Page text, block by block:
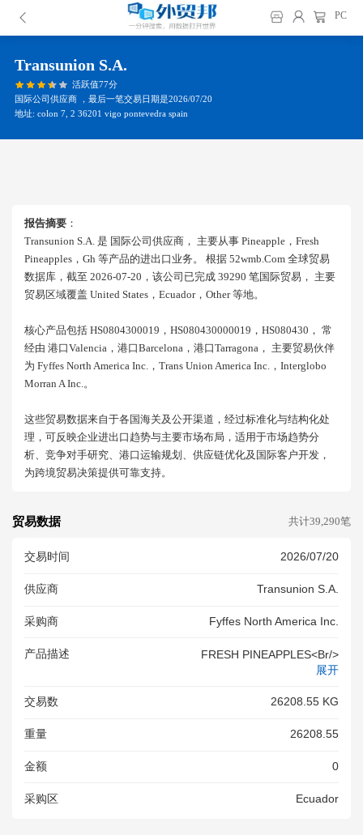
PC
Transunion S.a.
活跃值77分
国际公司供应商 ，最后一笔交易日期是2026/07/20
地址: colon 7, 2 36201 vigo pontevedra spain
报告摘要 ：
Transunion S.a. 是 国际公司供应商， 主要从事 Pineapple，fresh
Pineapples，gh 等产品的进出口业务。 根据 52wmb.com 全球贸易
数据库，截至 2026-07-20，该公司已完成 39290 笔国际贸易， 主要
贸易区域覆盖 United States，ecuador，other 等地。
核心产品包括 HS0804300019，HS080430000019，HS080430， 常
经由 港口valencia，港口barcelona，港口tarragona， 主要贸易伙伴
为 Fyffes North America Inc.，trans Union America Inc.，interglobo
Morran A Inc.。
这些贸易数据来自于各国海关及公开渠道，经过标准化与结构化处
理，可反映企业进出口趋势与主要市场布局，适用于市场趋势分
析、竞争对手研究、港口运输规划、供应链优化及国际客户开发，
为跨境贸易决策提供可靠支持。
贸易数据 共计39,290笔
交易时间 2026/07/20
供应商 Transunion S.a.
采购商 Fyffes North America Inc.
产品描述
FRESH PINEAPPLES<br/>
展开
交易数 26208.55 KG
重量 26208.55
金额 0
采购区 Ecuador